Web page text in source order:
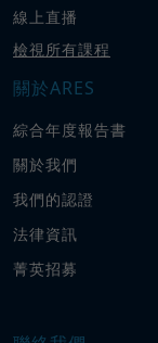
線上直播
檢視所有課程
關於ARES
綜合年度報告書
關於我們
我們的認證
法律資訊
菁英招募